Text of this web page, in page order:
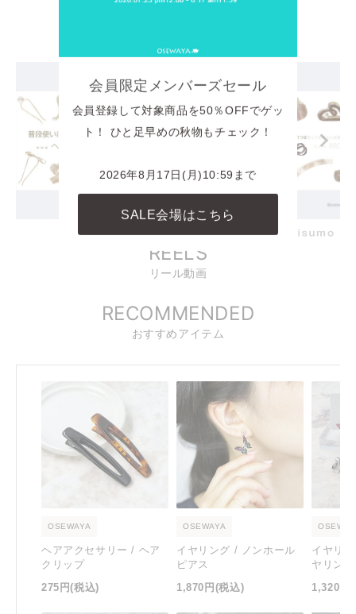
INSTAGRAM
powered by
REELS
リール動画
RECOMMENDED
おすすめアイテム
OSEWAYA
ヘアアクセサリー / ヘア
クリップ
275円(税込)
OSEWAYA
イヤリング / ノンホール
ピアス
1,870円 (税込)
イヤリ
ヤリング
1,320円
会員限定メンバーズセール
会員登録して対象商品を50％OFFでゲッ
ト！ ひと足早めの秋物もチェック！
2026年8月17日(月)10:59まで
SALE会場はこちら